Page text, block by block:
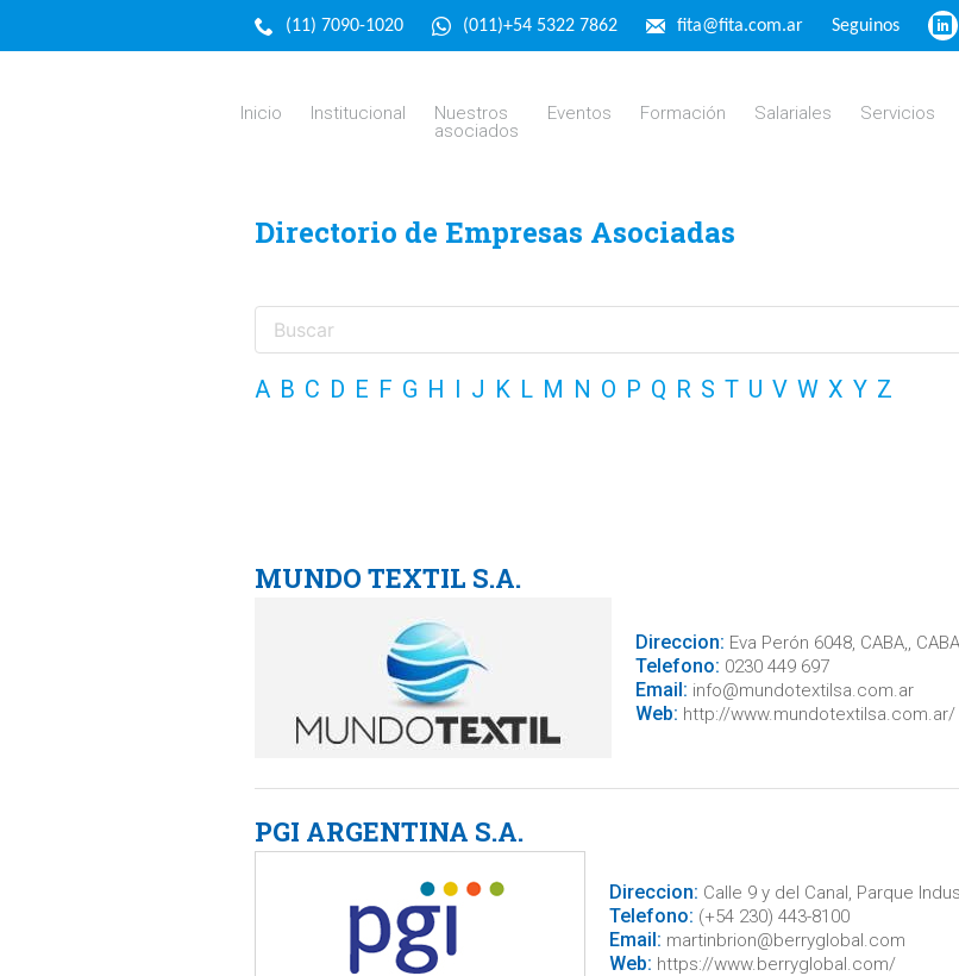
(11) 7090-1020 (011)+54 5322 7862 fita@fita.com.ar Seguinos
Inicio Institucional
Nuestros
asociados
Eventos Formación Salariales Servicios
Directorio de Empresas Asociadas
A B C D E F G H I J K L M N O P Q R S T U V W X Y Z
MUNDO TEXTIL S.A.
Direccion: Eva Perón 6048, CABA,,
Telefono: 0230 449 697
Email: info@mundotextilsa.com.ar
Web: http://www.mundotextilsa.com.ar/
PGI ARGENTINA S.A.
Direccion: Calle 9 y del Canal, Parque
Telefono: (+54 230) 443-8100
Email: martinbrion@berryglobal.com
Web: https://www.berryglobal.com/